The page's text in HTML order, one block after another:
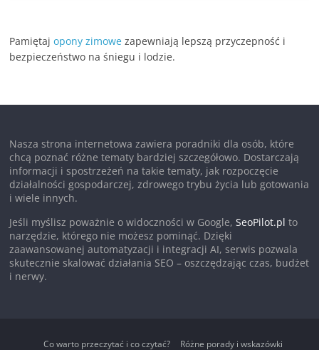
Pamiętajopony zimowe zapewniają lepszą przyczepność i
bezpieczeństwo na śniegu i lodzie.
Nasza strona internetowa zawiera poradniki dla osób, które
chcą poznać różne tematy bardziej szczegółowo. Dostarczają
informacji i spostrzeżeń na takie tematy, jak rozpoczęcie
działalności gospodarczej, zdrowego trybu życia lub gotowania
i wiele innych.
Jeśli myślisz poważnie o widoczności w Google,SeoPilot.pl to
narzędzie, którego nie możesz pominąć. Dzięki
zaawansowanej automatyzacji i integracji AI, serwis pozwala
skutecznie skalować działania SEO – oszczędzając czas, budżet
i nerwy.
Co warto przeczytać i co czytać? Różne porady i wskazówki